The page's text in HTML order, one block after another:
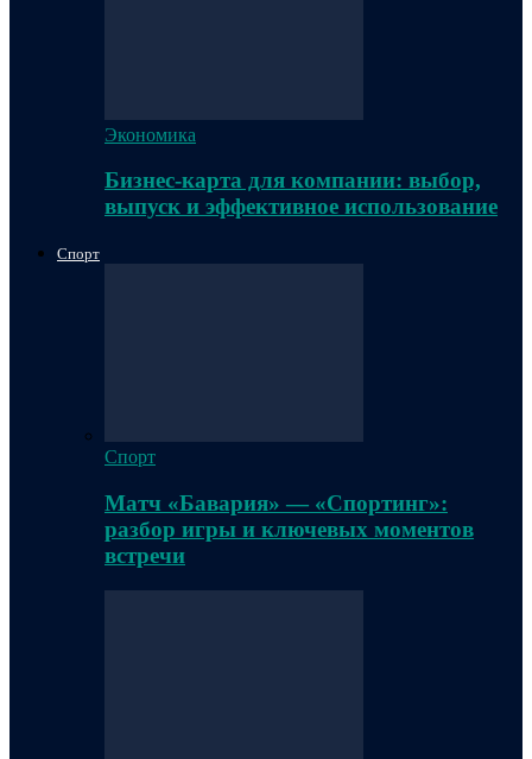
Экономика
Бизнес-карта для компании: выбор,
выпуск и эффективное использование
Спорт
Спорт
Матч «Бавария» — «Спортинг»:
разбор игры и ключевых моментов
встречи